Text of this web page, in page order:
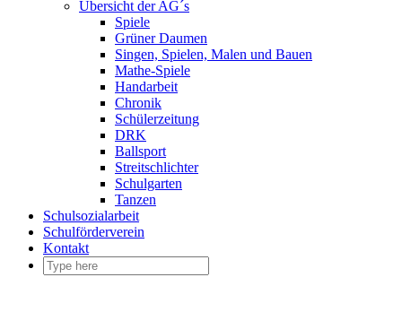
Übersicht der AG´s
Spiele
Grüner Daumen
Singen, Spielen, Malen und Bauen
Mathe-Spiele
Handarbeit
Chronik
Schülerzeitung
DRK
Ballsport
Streitschlichter
Schulgarten
Tanzen
Schulsozialarbeit
Schulförderverein
Kontakt